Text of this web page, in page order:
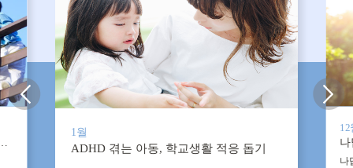
부부가 만들어냅니다
1월
ADHD 겪는 아동, 학교생활 적응 돕기
12
나
나